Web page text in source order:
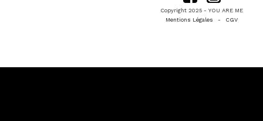
Copyright 2025 - YOU ARE ME
Mentions Légales
- CGV